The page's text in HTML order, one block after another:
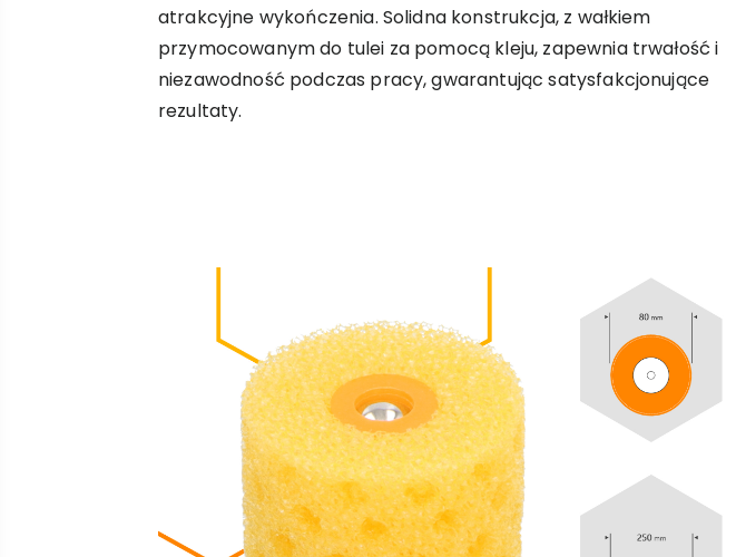
atrakcyjne wykończenia. Solidna konstrukcja, z wałkiem
przymocowanym do tulei za pomocą kleju, zapewnia trwałość i
niezawodność podczas pracy, gwarantując satysfakcjonujące
rezultaty.